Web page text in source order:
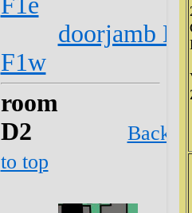
doorjamb
F1w
room
D2
Back
to top